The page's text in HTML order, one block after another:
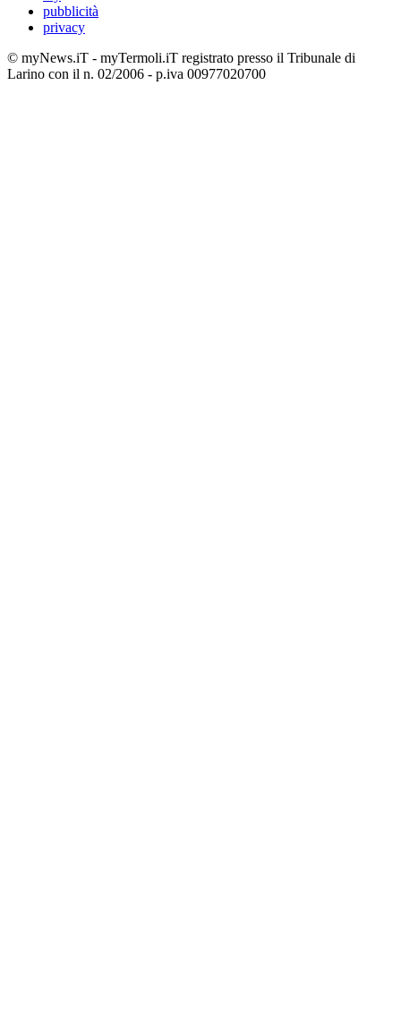
pubblicità
privacy
© myNews.iT - myTermoli.iT registrato presso il Tribunale di
Larino con il n. 02/2006 - p.iva 00977020700